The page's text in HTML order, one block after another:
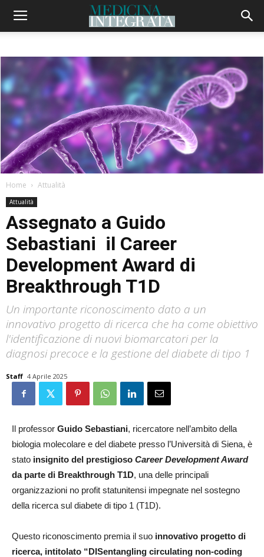
Home Attualità
Attualità
Assegnato a Guido
Sebastiani il Career
Development Award di
Breakthrough T1D
Un importante riconoscimento dato a un
innovativo progetto di ricerca che ha come obiettivo
l'identificazione di nuovi biomarcatori per la
diagnosi precoce e la gestione del diabete di tipo 1
Staff 4 Aprile 2025
Il professor Guido Sebastiani, ricercatore nell’ambito della
biologia molecolare e del diabete presso l’Università di Siena, è
stato insignito del prestigioso Career Development Award
da parte di Breakthrough T1D, una delle principali
organizzazioni no profit statunitensi impegnate nel sostegno
della ricerca sul diabete di tipo 1 (T1D).
Questo riconoscimento premia il suo innovativo progetto di
ricerca, intitolato “DISentangling circulating non-coding